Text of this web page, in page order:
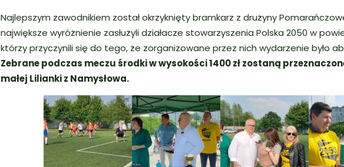
Najlepszym zawodnikiem został okrzyknięty bramkarz z drużyny
największe wyróżnienie zasłużyli działacze stowarzyszenia Polska 2050 w
którzy przyczynili się do tego, że zorganizowane przez nich wydarzenie było
Zebrane podczas meczu środki w wysokości 1400 zł zostaną
małej Lilianki z Namysłowa.